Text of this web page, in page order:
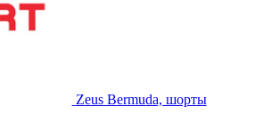
Zeus Bermuda, шорты